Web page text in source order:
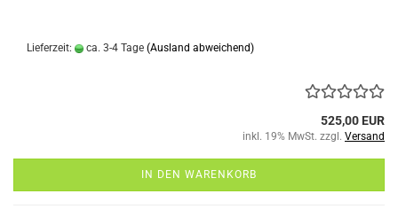
Lieferzeit: ca. 3-4 Tage (Ausland abweichend)
525,00 EUR
inkl. 19% MwSt. zzgl. Versand
IN DEN WARENKORB